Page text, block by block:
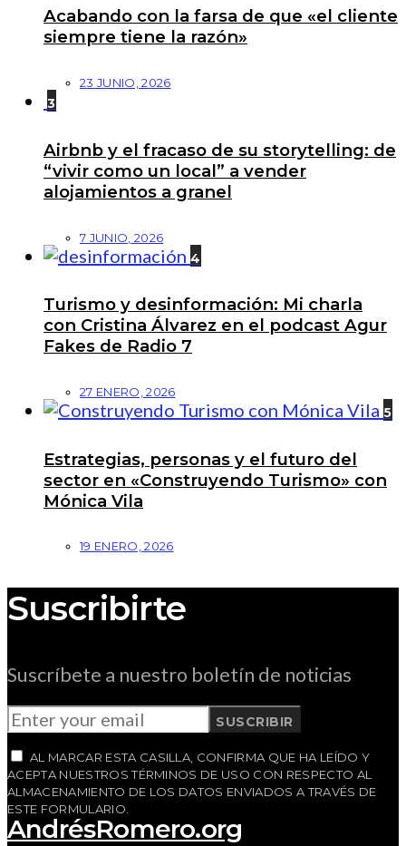
Acabando con la farsa de que «el cliente
siempre tiene la razón»
23 JUNIO, 2026
3
Airbnb y el fracaso de su storytelling: de
“vivir como un local” a vender
alojamientos a granel
7 JUNIO, 2026
4
Turismo y desinformación: Mi charla
con Cristina Álvarez en el podcast Agur
Fakes de Radio 7
27 ENERO, 2026
5
Estrategias, personas y el futuro del
sector en «Construyendo Turismo» con
Mónica Vila
19 ENERO, 2026
Suscribirte
Suscríbete a nuestro boletín de noticias
SUSCRIBIR
AL MARCAR ESTA CASILLA, CONFIRMA QUE HA LEÍDO Y
ACEPTA NUESTROS TÉRMINOS DE USO CON RESPECTO AL
ALMACENAMIENTO DE LOS DATOS ENVIADOS A TRAVÉS DE
ESTE FORMULARIO.
AndrésRomero.org